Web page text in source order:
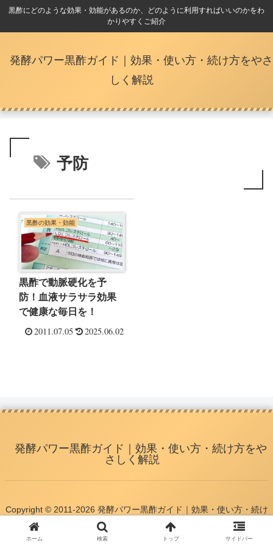
黒酢にどのような効果・効能があるのか、どのように利用すればいいのかをわ
かりやすくご紹介
発酵パワー黒酢ガイド｜効果・使い方・続け方をやさ
しく解説
予防
黒酢の効果・効能
黒酢で動脈硬化を予
防！血液サラサラ効果
で健康な毎日を！
2011.07.05 2025.06.02
発酵パワー黒酢ガイド｜効果・使い方・続け方をや
さしく解説
Copyright © 2011-2026 発酵パワー黒酢ガイド｜効果・使い方・続け
方をやさしく解説 All Rights Reserved.
ホーム 検索 トップ サイドバー